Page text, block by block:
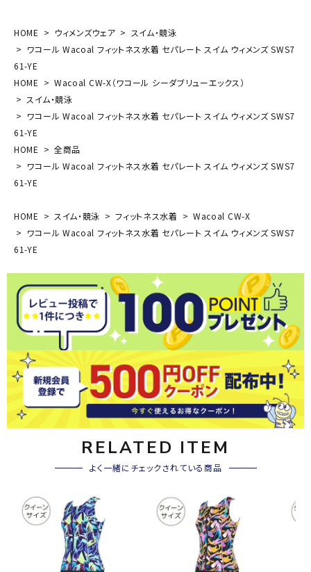
HOME ウィメンズウェア
スイム・競泳
ワコール Wacoal フィットネス水着 セパレート スイム ウィメンズ SWS7
61-YE
HOME
Wacoal CW-X（ワコール シーダブリューエックス）
スイム・競泳
ワコール Wacoal フィットネス水着 セパレート スイム ウィメンズ SWS7
61-YE
HOME
全商品
ワコール Wacoal フィットネス水着 セパレート スイム ウィメンズ SWS7
61-YE
HOME スイム・競泳 フィットネス水着
Wacoal CW-X
ワコール Wacoal フィットネス水着 セパレート スイム ウィメンズ SWS7
61-YE
RELATED ITEM
よく一緒にチェックされている商品